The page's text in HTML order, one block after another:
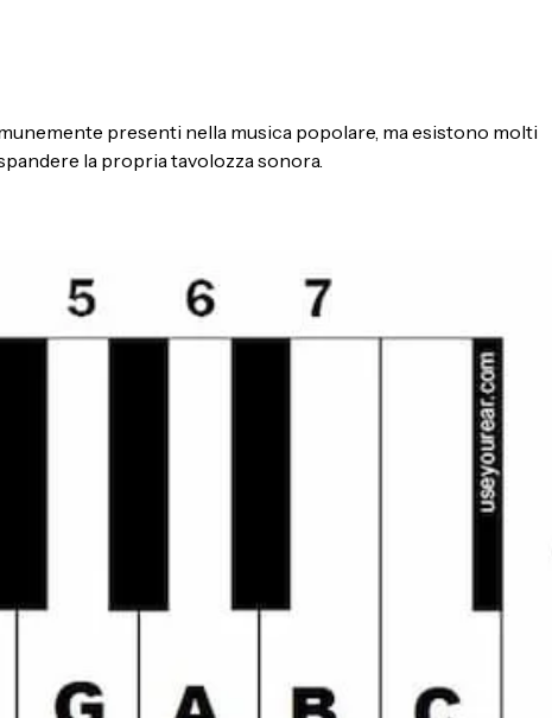
presenti nella musica popolare, ma esistono molti
la propria tavolozza sonora.